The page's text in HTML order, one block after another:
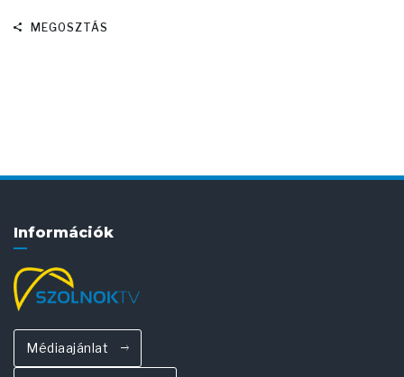
MEGOSZTÁS
Információk
Médiaajánlat